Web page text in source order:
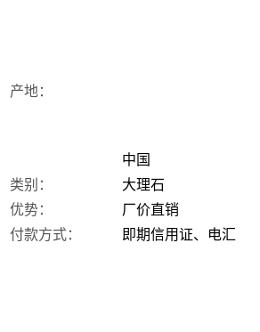
产地：
中国
类别：
大理石
优势：
厂价直销
付款方式：
即期信用证、电汇